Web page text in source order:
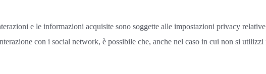
e le informazioni acquisite sono soggette alle impostazioni privacy relative
con i social network, è possibile che, anche nel caso in cui non si utilizzi